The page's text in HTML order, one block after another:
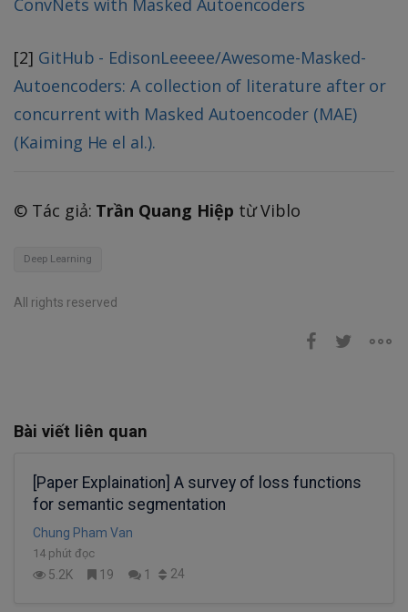
[2] GitHub - EdisonLeeeee/Awesome-Masked-
Autoencoders: A collection of literature after or
concurrent with Masked Autoencoder (MAE)
(Kaiming He el al.).
©️ Tác giả: Trần Quang Hiệp từ Viblo
Deep Learning
All rights reserved
Bài viết liên quan
[Paper Explaination] A survey of loss functions
for semantic segmentation
Chung Pham Van
14 phút đọc
5.2K 19 1 24